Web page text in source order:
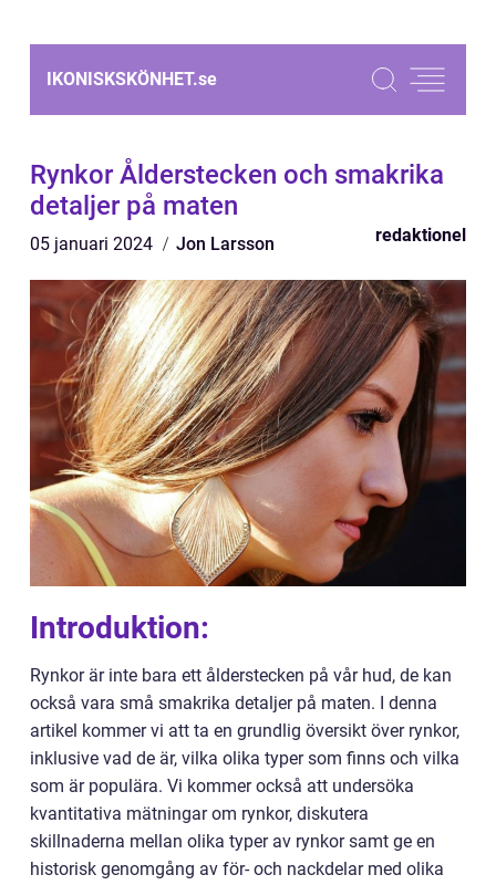
IKONISKSKÖNHET.se
Rynkor Ålderstecken och smakrika
detaljer på maten
05 januari 2024 Jon Larsson redaktionel
Introduktion:
Rynkor är inte bara ett ålderstecken på vår hud, de kan
också vara små smakrika detaljer på maten. I denna
artikel kommer vi att ta en grundlig översikt över rynkor,
inklusive vad de är, vilka olika typer som finns och vilka
som är populära. Vi kommer också att undersöka
kvantitativa mätningar om rynkor, diskutera
skillnaderna mellan olika typer av rynkor samt ge en
historisk genomgång av för- och nackdelar med olika